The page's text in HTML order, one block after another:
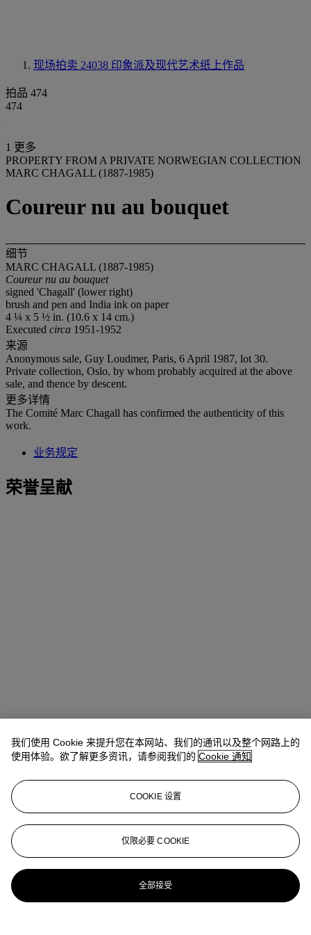
现场拍卖 24038 印象派及现代艺术纸上作品
拍品 474
474
1 更多
PROPERTY FROM A PRIVATE NORWEGIAN COLLECTION
MARC CHAGALL (1887-1985)
Coureur nu au bouquet
细节
MARC CHAGALL (1887-1985)
Coureur nu au bouquet
signed 'Chagall' (lower right)
brush and pen and India ink on paper
4 ¼ x 5 ½ in. (10.6 x 14 cm.)
Executed circa 1951-1952
来源
Anonymous sale, Guy Loudmer, Paris, 6 April 1987, lot 30.
Private collection, Oslo, by whom probably acquired at the above
sale, and thence by descent.
更多详情
The Comité Marc Chagall has confirmed the authenticity of this
work.
业务规定
荣誉呈献
Micol Flocchini
mflocchini@christies.com+44 (0) 20 7389 2262
更多来自 印象派及现代艺术纸上作品
我们使用 Cookie 来提升您在本网站、我们的通讯以及整个网路上的
使用体验。欲了解更多资讯，请参阅我们的 Cookie 通知
COOKIE 设置
仅限必要 COOKIE
全部接受